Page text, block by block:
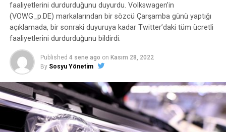
RELATED TOPICS:
UP NEXT
Apple ve Google, oyun ve mobil tarayıcı araştırması ile
karşı karşıya
DON'T MISS
Rus mahkemesi Google’a verilen 33 milyon dolarlık
cezayı onadı
faaliyetlerini durdurduğunu duyurdu. Volkswagen’in
(VOWG_p.DE) markalarından bir sözcü Çarşamba günü yaptığı
açıklamada, bir sonraki duyuruya kadar Twitter’daki tüm ücretli
faaliyetlerini durdurduğunu bildirdi.
Published 4 sene ago on Kasım 28, 2022
By Sosyu Yönetim